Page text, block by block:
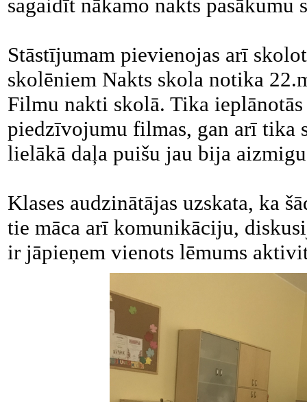
sagaidīt nākamo nakts pasākumu
Stāstījumam pievienojas arī
skolēniem Nakts skola notika
Filmu nakti skolā. Tika
piedzīvojumu filmas, gan arī tika
lielākā daļa puišu jau bija
Klases audzinātājas uzskata, ka
tie māca arī komunikāciju,
ir jāpieņem vienots lēmums